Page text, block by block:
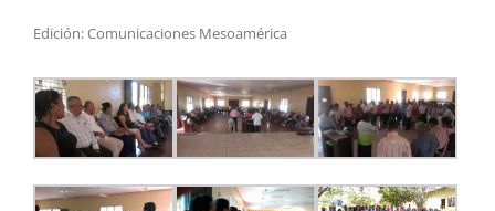
Edición: Comunicaciones Mesoamérica